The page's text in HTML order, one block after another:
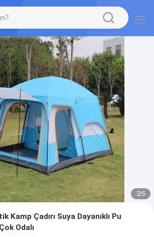
2/5
Kamp Çadırı Suya Dayanıklı Pu
Odalı